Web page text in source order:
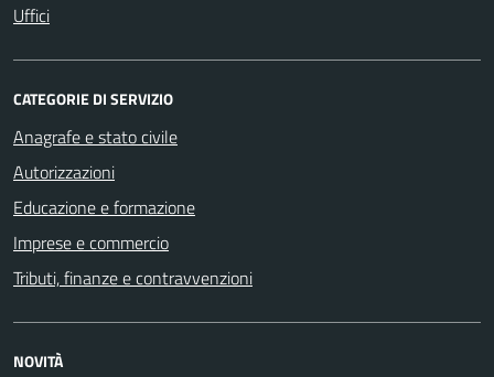
Uffici
CATEGORIE DI SERVIZIO
Anagrafe e stato civile
Autorizzazioni
Educazione e formazione
Imprese e commercio
Tributi, finanze e contravvenzioni
NOVITÀ